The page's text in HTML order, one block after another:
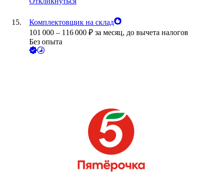
Комплектовщик на склад
101 000 – 116 000 ₽ за месяц, до вычета налогов
Без опыта